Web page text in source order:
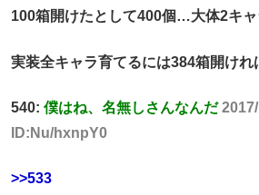
100箱開けたとして400個…大体2キャ
実装全キャラ育てるには384箱開けれ
540: 僕はね、名無しさんなんだ
ID:Nu/hxnpY0
>>533